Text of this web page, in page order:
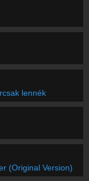
lennék
(Original Version)